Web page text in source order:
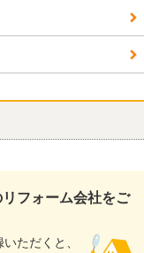
フォーム会社をご
ただくと、